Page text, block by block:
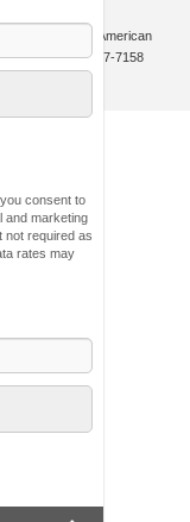
| All American
| Ventas:201-957-7158
consent to
and marketing
not required as
rates may